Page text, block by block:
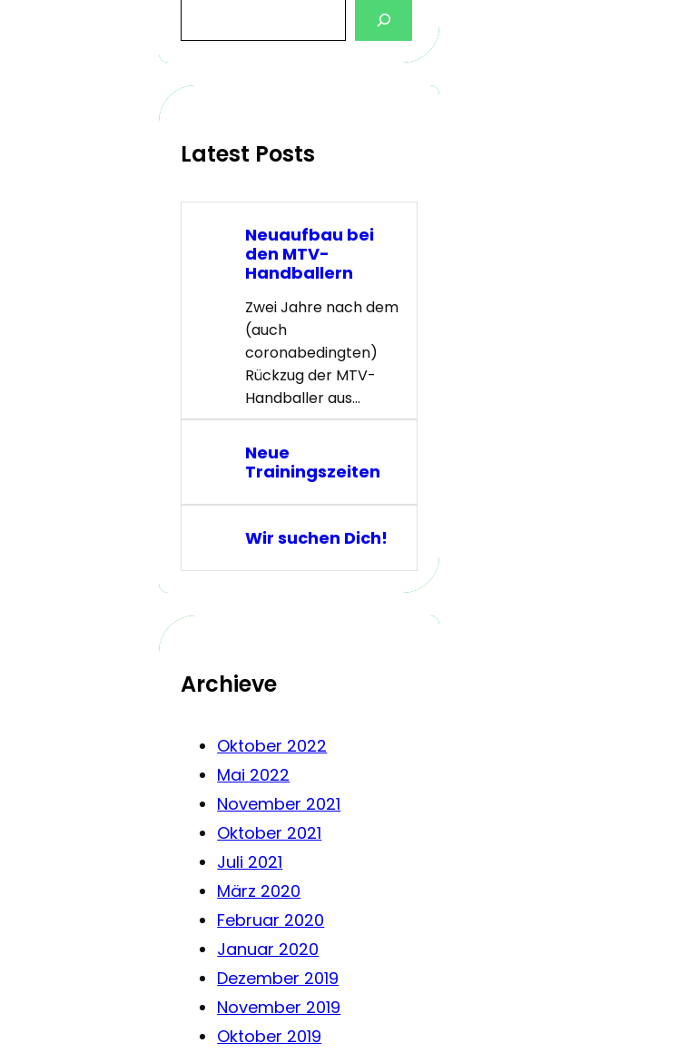
a
c
Latest Posts
Neuaufbau bei
den MTV-
Handballern
Zwei Jahre nach dem
(auch
coronabedingten)
Rückzug der MTV-
Handballer aus…
Neue
Trainingszeiten
Wir suchen Dich!
Archieve
Oktober 2022
Mai 2022
November 2021
Oktober 2021
Juli 2021
März 2020
Februar 2020
Januar 2020
Dezember 2019
November 2019
Oktober 2019